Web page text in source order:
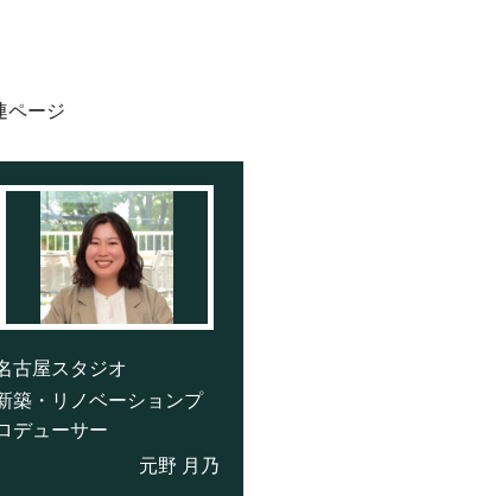
ページ
古屋スタジオ
築・リノベーションプ
デューサー
元野 月乃